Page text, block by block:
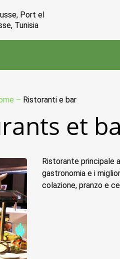
Port el
Tunisia
– Ristoranti e bar
et
Ristorante principale
gastronomia e i
colazione, pranzo e